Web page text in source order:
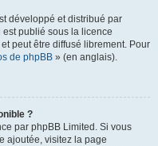
développé et distribué par
est publié sous la licence
peut être diffusé librement. Pour
de phpBB » (en anglais).
?
par phpBB Limited. Si vous
ajoutée, visitez la page